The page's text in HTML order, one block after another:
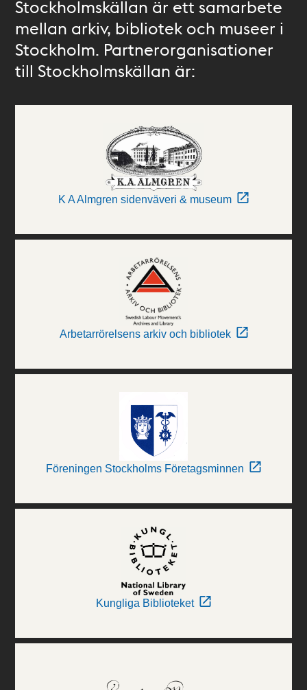
Stockholmskällan är ett samarbete
mellan arkiv, bibliotek och museer i
Stockholm. Partnerorganisationer
till Stockholmskällan är:
K A Almgren sidenväveri & museum
Arbetarrörelsens arkiv och bibliotek
Föreningen Stockholms Företagsminnen
Kungliga Biblioteket